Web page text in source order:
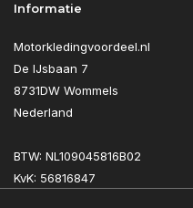
Informatie
Motorkledingvoordeel.nl
De IJsbaan 7
8731DW Wommels
Nederland
BTW: NL109045816B02
KvK: 56816847